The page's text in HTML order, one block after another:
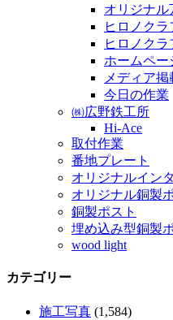
オリジナル
ヒロノクラ
ヒロノクラ
ホームペー
メディア掲
今日の作業
㈱広野鉄工所
Hi-Ace
取付作業
番地プレート
オリジナルイン
オリジナル銅製
銅製ポスト
埋め込み型銅製
wood light
カテゴリー
施工写真 (1,584)